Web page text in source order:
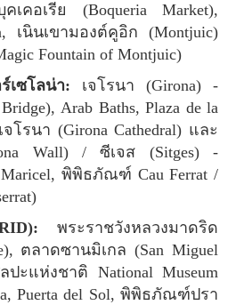
เคอเรีย (Boqueria Market),
เนินเขามองต์คูอิก (Montjuic)
Fountain of Montjuic)
เซโลน่า: เจโรนา (Girona) -
Arab Baths, Plaza de la
จโรนา (Girona Cathedral) และ
Wall) / ซีเจส (Sitges) -
พิพิธภัณฑ์ Cau Ferrat /
พระราชวังหลวงมาดริด
ตลาดซานมิเกล (San Miguel
ะแห่งชาติ National Museum
Puerta del Sol, พิพิธภัณฑ์ปรา